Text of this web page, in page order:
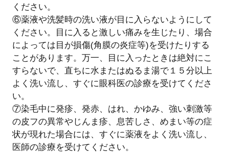
ください。
⑥薬液や洗髪時の洗い液が目に入らないようにして
ください。目に入ると激しい痛みを生じたり、場合
によっては目が損傷(角膜の炎症等)を受けたりする
ことがあります。万一、目に入ったときは絶対にこ
すらないで、直ちに水またはぬるま湯で１５分以上
よく洗い流し、すぐに眼科医の診療を受けてくださ
い。
⑦染毛中に発疹、発赤、はれ、かゆみ、強い刺激等
の皮フの異常やじんま疹、息苦しさ、めまい等の症
状が現れた場合には、すぐに薬液をよく洗い流し、
医師の診療を受けてください。